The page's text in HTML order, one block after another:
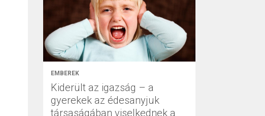
EMBEREK
Kiderült az igazság – a
gyerekek az édesanyjuk
társaságában viselkednek a